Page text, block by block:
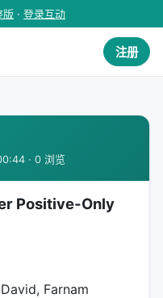
版 · 登录互动
注册
· 0 浏览
Positive-Only
Farnam